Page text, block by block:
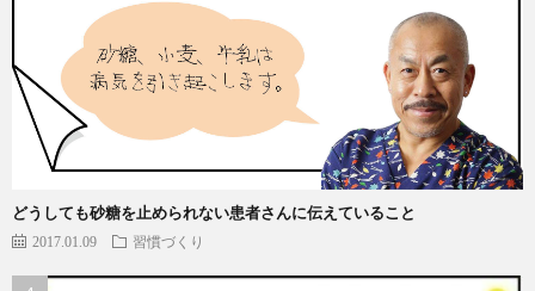
どうしても砂糖を止められない患者さんに伝えていること
2017.01.09 習慣づくり